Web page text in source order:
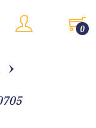
0